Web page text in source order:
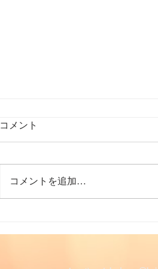
堂」
コメント
コメントを追加…